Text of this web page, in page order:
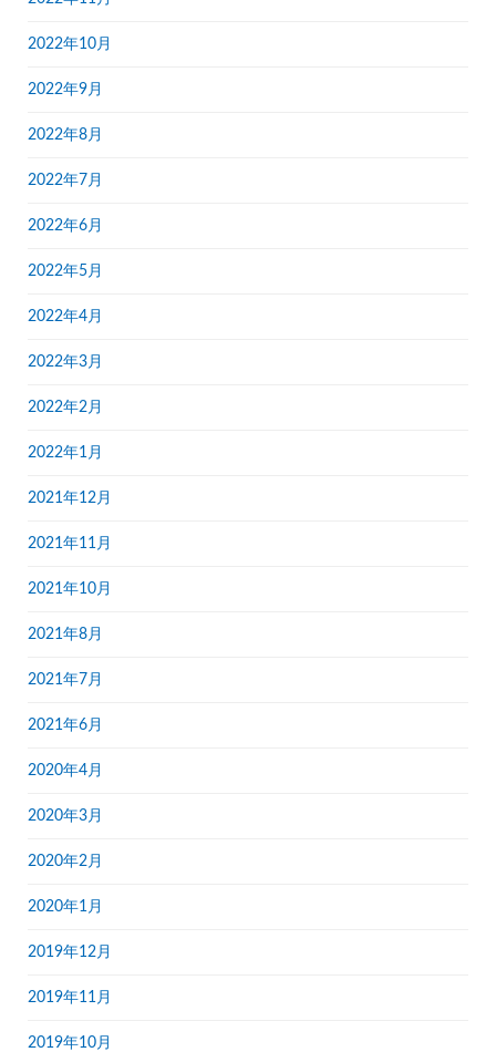
2022年10月
2022年9月
2022年8月
2022年7月
2022年6月
2022年5月
2022年4月
2022年3月
2022年2月
2022年1月
2021年12月
2021年11月
2021年10月
2021年8月
2021年7月
2021年6月
2020年4月
2020年3月
2020年2月
2020年1月
2019年12月
2019年11月
2019年10月